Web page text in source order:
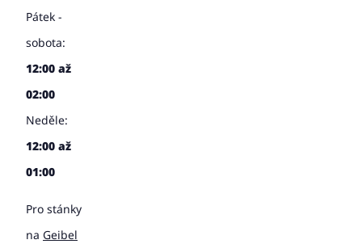
Pátek -
sobota:
12:00 až
02:00
Neděle:
12:00 až
01:00
Pro stánky
na Geibel